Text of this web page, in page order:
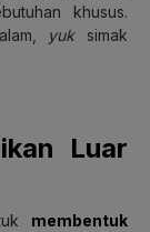
khusus.
yuk simak
Luar
membentuk